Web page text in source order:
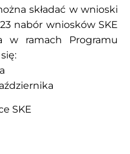
składać w wnioski
nabór wniosków SKE
w ramach Programu
SKE